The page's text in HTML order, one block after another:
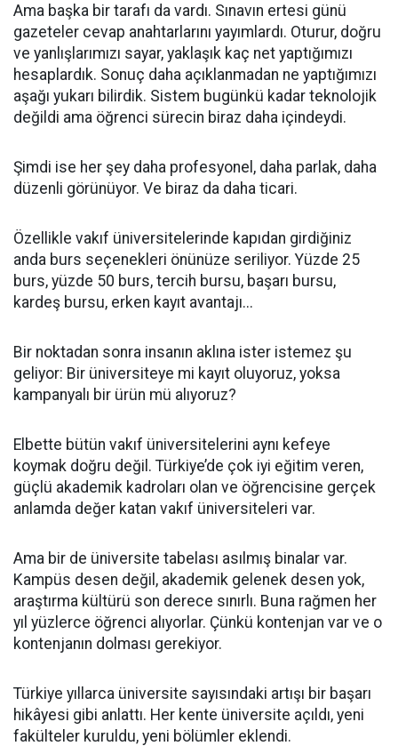
Ama başka bir tarafı da vardı. Sınavın ertesi günü
gazeteler cevap anahtarlarını yayımlardı. Oturur, doğru
ve yanlışlarımızı sayar, yaklaşık kaç net yaptığımızı
hesaplardık. Sonuç daha açıklanmadan ne yaptığımızı
aşağı yukarı bilirdik. Sistem bugünkü kadar teknolojik
değildi ama öğrenci sürecin biraz daha içindeydi.
Şimdi ise her şey daha profesyonel, daha parlak, daha
düzenli görünüyor. Ve biraz da daha ticari.
Özellikle vakıf üniversitelerinde kapıdan girdiğiniz
anda burs seçenekleri önünüze seriliyor. Yüzde 25
burs, yüzde 50 burs, tercih bursu, başarı bursu,
kardeş bursu, erken kayıt avantajı...
Bir noktadan sonra insanın aklına ister istemez şu
geliyor: Bir üniversiteye mi kayıt oluyoruz, yoksa
kampanyalı bir ürün mü alıyoruz?
Elbette bütün vakıf üniversitelerini aynı kefeye
koymak doğru değil. Türkiye’de çok iyi eğitim veren,
güçlü akademik kadroları olan ve öğrencisine gerçek
anlamda değer katan vakıf üniversiteleri var.
Ama bir de üniversite tabelası asılmış binalar var.
Kampüs desen değil, akademik gelenek desen yok,
araştırma kültürü son derece sınırlı. Buna rağmen her
yıl yüzlerce öğrenci alıyorlar. Çünkü kontenjan var ve o
kontenjanın dolması gerekiyor.
Türkiye yıllarca üniversite sayısındaki artışı bir başarı
hikâyesi gibi anlattı. Her kente üniversite açıldı, yeni
fakülteler kuruldu, yeni bölümler eklendi.